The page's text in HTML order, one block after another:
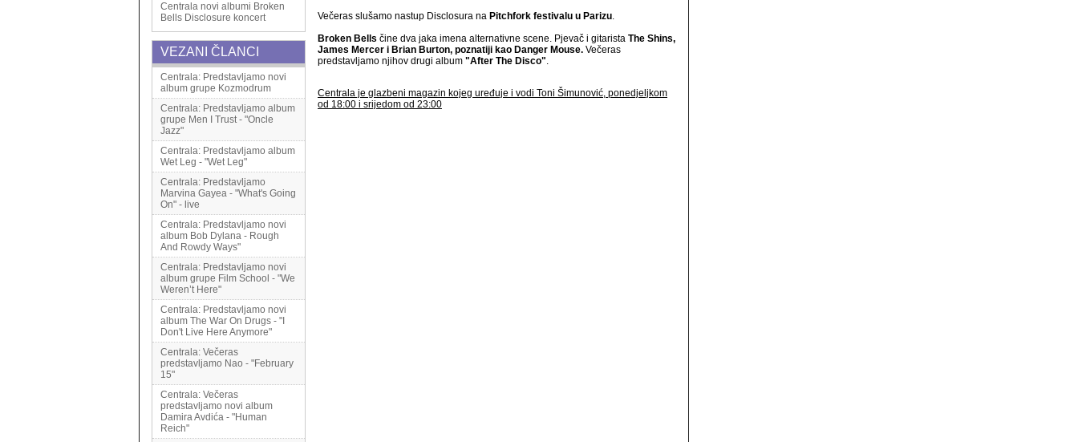
Centrala novi albumi Broken
Bells Disclosure koncert
VEZANI ČLANCI
Centrala: Predstavljamo novi
album grupe Kozmodrum
Centrala: Predstavljamo album
grupe Men I Trust - "Oncle
Jazz"
Centrala: Predstavljamo album
Wet Leg - "Wet Leg"
Centrala: Predstavljamo
Marvina Gayea - "What's Going
On" - live
Centrala: Predstavljamo novi
album Bob Dylana - Rough
And Rowdy Ways"
Centrala: Predstavljamo novi
album grupe Film School - "We
Weren’t Here"
Centrala: Predstavljamo novi
album The War On Drugs - "I
Don't Live Here Anymore"
Centrala: Večeras
predstavljamo Nao - "February
15"
Centrala: Večeras
predstavljamo novi album
Damira Avdića - "Human
Reich"
Večeras slušamo nastup Disclosura na Pitchfork festivalu u Parizu.
Broken Bells čine dva jaka imena alternativne scene. Pjevač i gitarista The Shins,
James Mercer i Brian Burton, poznatiji kao Danger Mouse. Večeras
predstavljamo njihov drugi album "After The Disco".
Centrala je glazbeni magazin kojeg uređuje i vodi Toni Šimunović, ponedjeljkom
od 18:00 i srijedom od 23:00